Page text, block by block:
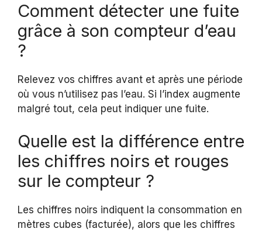
Comment détecter une fuite
grâce à son compteur d’eau
?
Relevez vos chiffres avant et après une période
où vous n’utilisez pas l’eau. Si l’index augmente
malgré tout, cela peut indiquer une fuite.
Quelle est la différence entre
les chiffres noirs et rouges
sur le compteur ?
Les chiffres noirs indiquent la consommation en
mètres cubes (facturée), alors que les chiffres